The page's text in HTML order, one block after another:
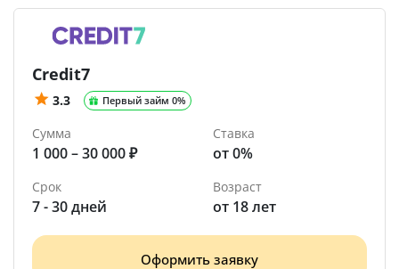
Credit7
3.3 Первый займ 0%
Сумма
1 000 – 30 000 ₽
Ставка
от 0%
Срок
7 - 30 дней
Возраст
от 18 лет
Оформить заявку